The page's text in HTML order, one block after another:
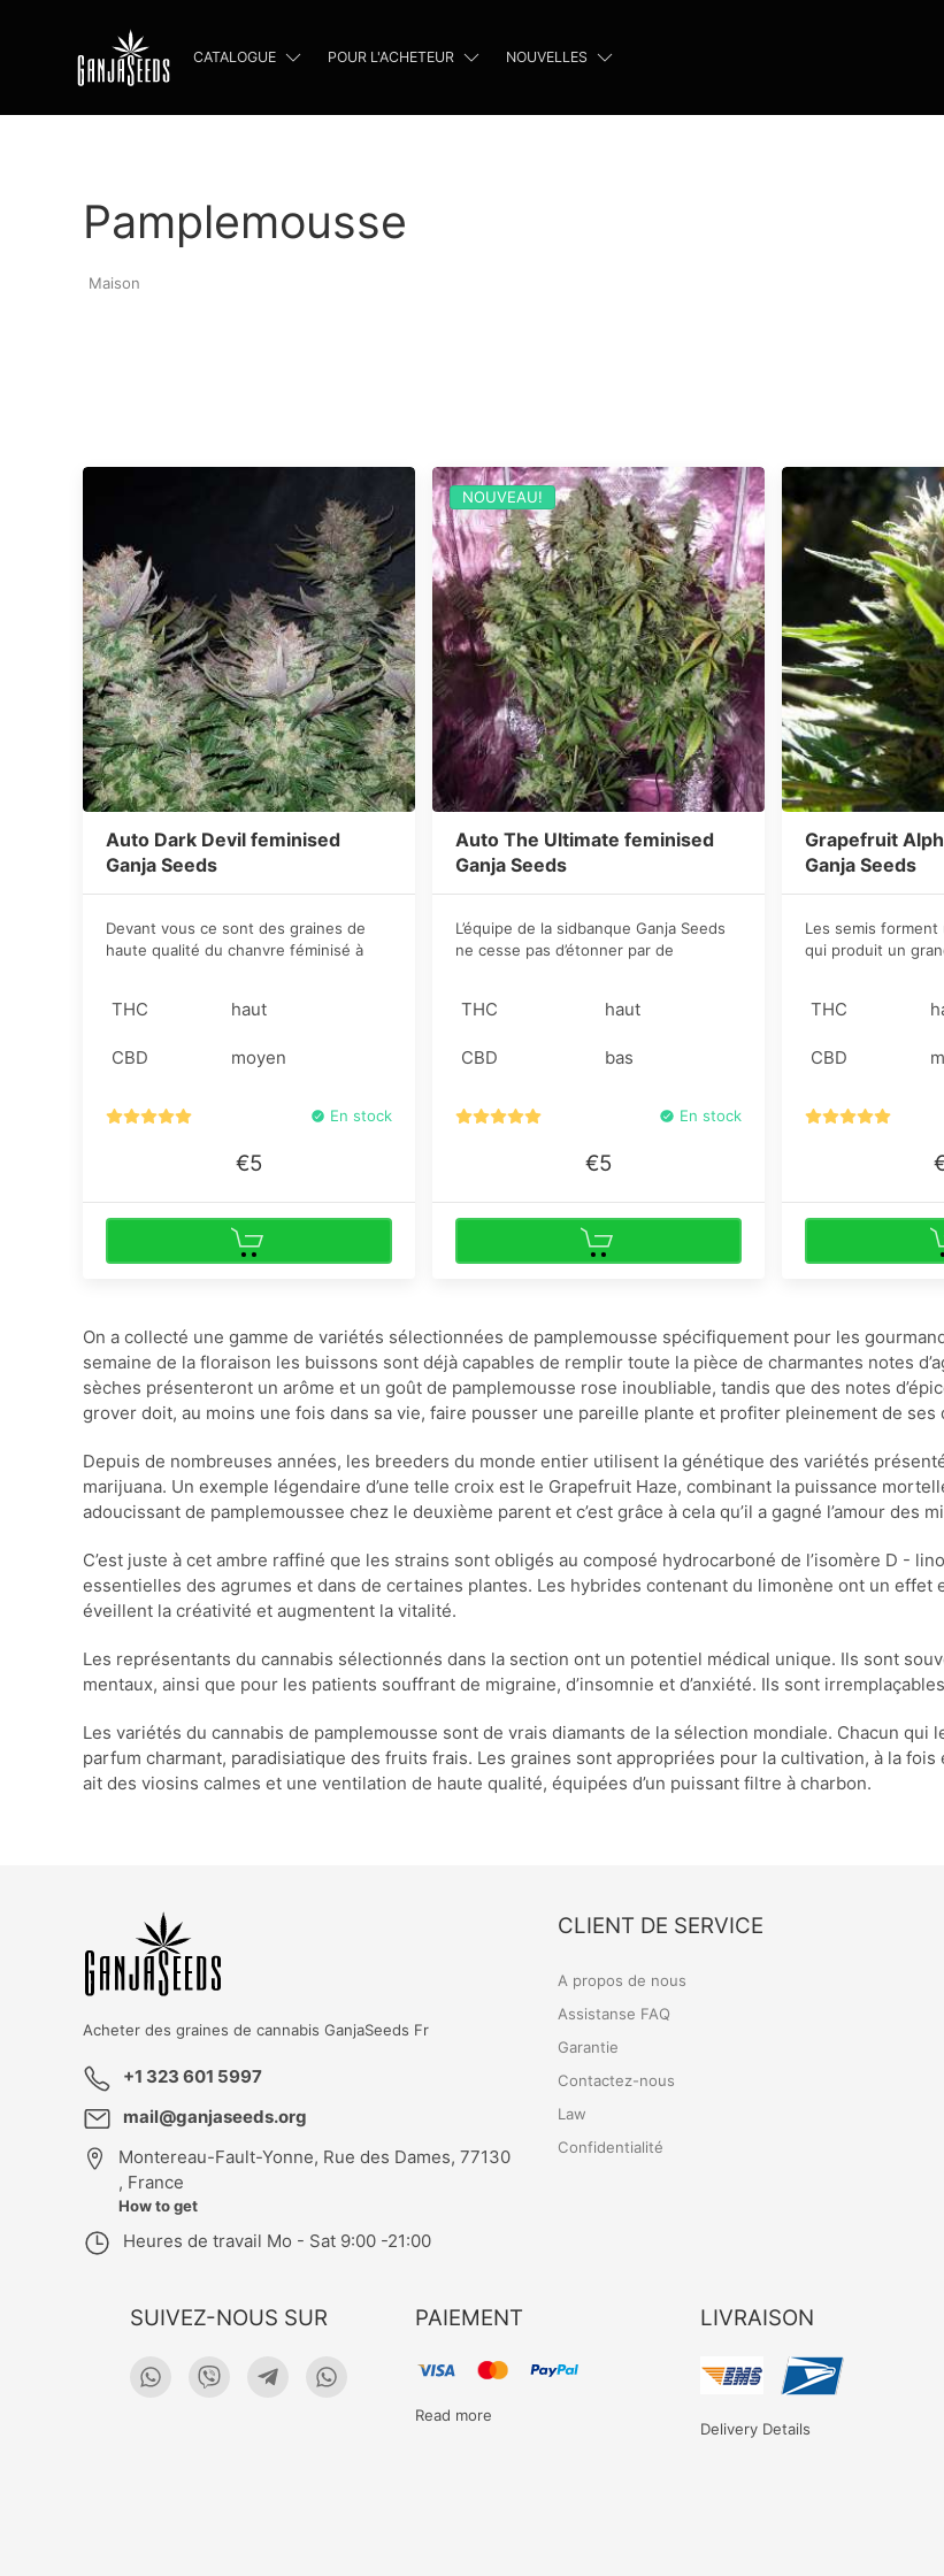
CATALOGUE POUR L'ACHETEUR NOUVELLES
Pamplemousse
Maison
Auto Dark Devil feminised
Ganja Seeds
Devant vous ce sont des graines de
haute qualité du chanvre féminisé à
sélectionneurs ont travaillé sans
acheter des graines de cannabis sur le
THC haut
CBD moyen
En stock
€5
NOUVEAU!
Auto The Ultimate feminised
Ganja Seeds
L’équipe de la sidbanque Ganja Seeds
ne cesse pas d’étonner par de
THC haut
CBD bas
En stock
€5
Grapefruit
Ganja Seeds
Les semis
qui produit un
agréable mais
THC
CBD
On a collecté une gamme de variétés sélectionnées de pamplemousse spécifiquement pour les
semaine de la floraison les buissons sont déjà capables de remplir toute la pièce de charmantes notes
sèches présenteront un arôme et un goût de pamplemousse rose inoubliable, tandis que des notes
grover doit, au moins une fois dans sa vie, faire pousser une pareille plante et profiter pleinement de
Depuis de nombreuses années, les breeders du monde entier utilisent la génétique des variétés
marijuana. Un exemple légendaire d’une telle croix est le Grapefruit Haze, combinant la puissance
adoucissant de pamplemoussee chez le deuxième parent et c’est grâce à cela qu’il a gagné l’amour des
C’est juste à cet ambre raffiné que les strains sont obligés au composé hydrocarboné de l’isomère D -
essentielles des agrumes et dans de certaines plantes. Les hybrides contenant du limonène ont un
éveillent la créativité et augmentent la vitalité.
Les représentants du cannabis sélectionnés dans la section ont un potentiel médical unique. Ils sont
mentaux, ainsi que pour les patients souffrant de migraine, d’insomnie et d’anxiété. Ils sont
Les variétés du cannabis de pamplemousse sont de vrais diamants de la sélection mondiale. Chacun qui
parfum charmant, paradisiatique des fruits frais. Les graines sont appropriées pour la cultivation, à la
ait des viosins calmes et une ventilation de haute qualité, équipées d’un puissant filtre à charbon.
Acheter des graines de cannabis GanjaSeeds Fr
+1 323 601 5997
mail@ganjaseeds.org
Montereau-Fault-Yonne, Rue des Dames, 77130
, France
How to get
Heures de travail Mo - Sat 9:00 -21:00
CLIENT DE SERVICE
A propos de nous
Assistanse FAQ
Garantie
Contactez-nous
Law
Confidentialité
SUIVEZ-NOUS SUR PAIEMENT
Read more
LIVRAISON
Delivery Details